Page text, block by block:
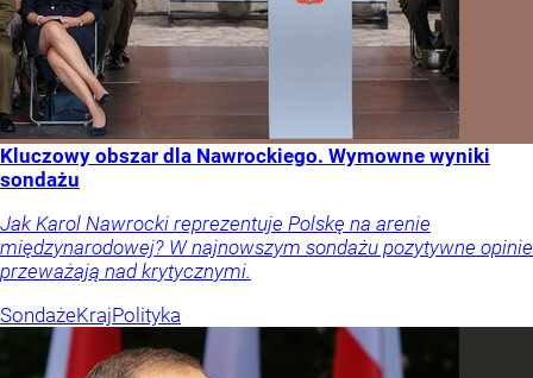
Kluczowy obszar dla Nawrockiego. Wymowne wyniki
sondażu
Jak Karol Nawrocki reprezentuje Polskę na arenie
międzynarodowej? W najnowszym sondażu pozytywne opinie
przeważają nad krytycznymi.
SondażeKrajPolityka